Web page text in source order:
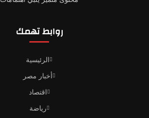
روابط تهمك
الرئيسية
أخبار مصر
اقتصاد
رياضة